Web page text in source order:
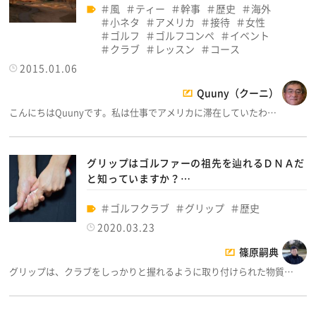
風 ティー 幹事 歴史
海外
小ネタ
アメリカ 接待
女性
ゴルフ
ゴルフコンペ
イベント
クラブ
レッスン
コース
2015.01.06
Quuny（クーニ）
こんにちはQuunyです。私は仕事でアメリカに滞在していたわ…
グリップはゴルファーの祖先を辿れるＤＮＡだ
と知っていますか？…
ゴルフクラブ グリップ
歴史
2020.03.23
篠原嗣典
グリップは、クラブをしっかりと握れるように取り付けられた物質…